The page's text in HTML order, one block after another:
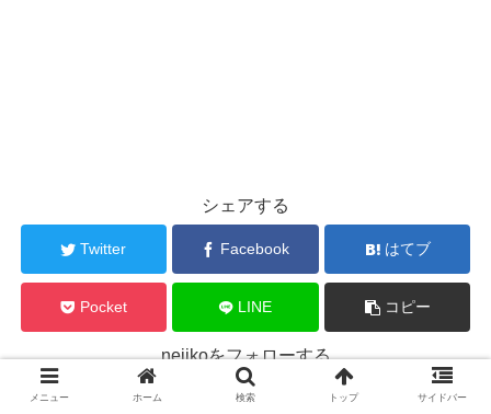
シェアする
Twitter Facebook はてブ
Pocket LINE コピー
nejikoをフォローする
メニュー ホーム 検索 トップ サイドバー